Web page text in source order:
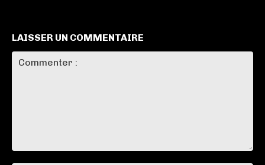
LAISSER UN COMMENTAIRE